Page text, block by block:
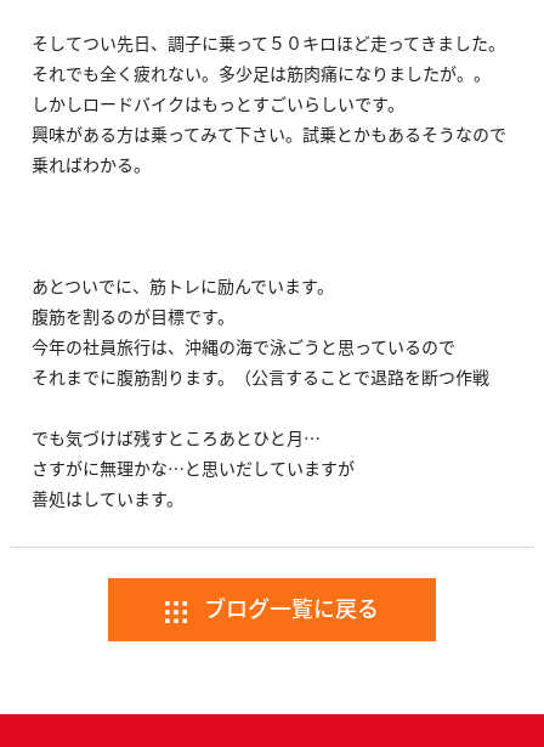
そしてつい先日、調子に乗って５０キロほど走ってきました。
それでも全く疲れない。多少足は筋肉痛になりましたが。。
しかしロードバイクはもっとすごいらしいです。
興味がある方は乗ってみて下さい。試乗とかもあるそうなので
乗ればわかる。
あとついでに、筋トレに励んでいます。
腹筋を割るのが目標です。
今年の社員旅行は、沖縄の海で泳ごうと思っているので
それまでに腹筋割ります。（公言することで退路を断つ作戦
でも気づけば残すところあとひと月…
さすがに無理かな…と思いだしていますが
善処はしています。
ブログ一覧に戻る